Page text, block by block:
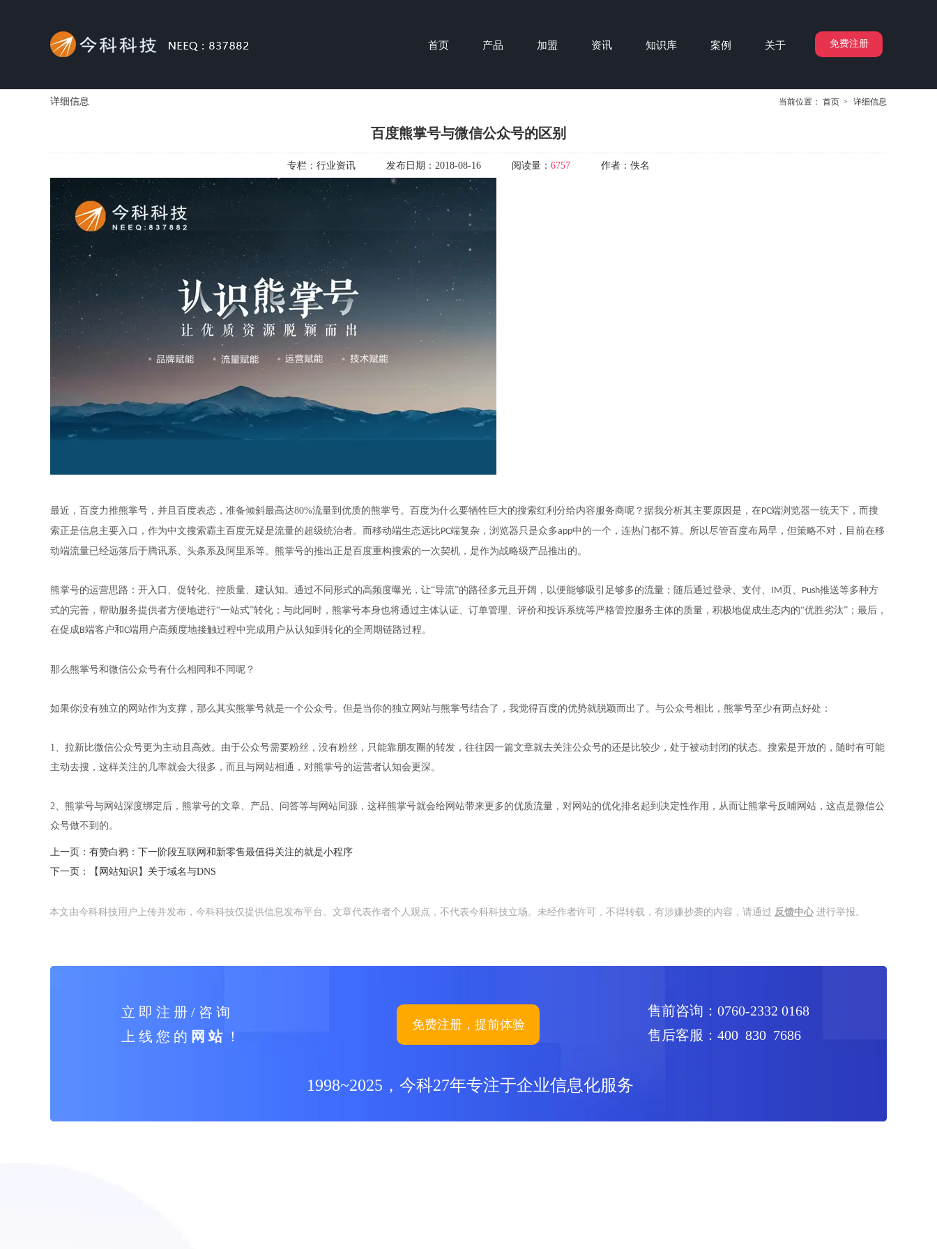
免费注册
首页 产品 加盟 资讯 知识库 案例 关于
详细信息 当前位置： 首页 > 详细信息
百度熊掌号与微信公众号的区别
专栏： 行业资讯 发布日期： 2018-08-16 阅读量： 6757 作者： 佚名
最近，百度力推熊掌号，并且百度表态，准备倾斜最高达80%流量到优质的熊掌号。百度为什么要牺牲巨大的搜索红利分给内容服务商呢？据我分析其主要原因是，在PC端浏览器一统天下，而搜
索正是信息主要入口，作为中文搜索霸主百度无疑是流量的超级统治者。而移动端生态远比PC端复杂，浏览器只是众多app中的一个，连热门都不算。所以尽管百度布局早，但策略不对，目前在移
动端流量已经远落后于腾讯系、头条系及阿里系等。熊掌号的推出正是百度重构搜索的一次契机，是作为战略级产品推出的。
熊掌号的运营思路：开入口、促转化、控质量、建认知。通过不同形式的高频度曝光，让“导流”的路径多元且开阔，以便能够吸引足够多的流量；随后通过登录、支付、 IM页、 Push推送等多种方
式的完善，帮助服务提供者方便地进行“一站式”转化；与此同时，熊掌号本身也将通过主体认证、订单管理、评价和投诉系统等严格管控服务主体的质量，积极地促成生态内的“优胜劣汰”；最后，
在促成B端客户和C端用户高频度地接触过程中完成用户从认知到转化的全周期链路过程。
那么熊掌号和微信公众号有什么相同和不同呢？
如果你没有独立的网站作为支撑，那么其实熊掌号就是一个公众号。但是当你的独立网站与熊掌号结合了，我觉得百度的优势就脱颖而出了。与公众号相比，熊掌号至少有两点好处：
1、 拉新比微信公众号更为主动且高效。由于公众号需要粉丝，没有粉丝，只能靠朋友圈的转发，往往因一篇文章就去关注公众号的还是比较少，处于被动封闭的状态。搜索是开放的，随时有可能
主动去搜，这样关注的几率就会大很多，而且与网站相通，对熊掌号的运营者认知会更深。
2、 熊掌号与网站深度绑定后，熊掌号的文章、产品、问答等与网站同源，这样熊掌号就会给网站带来更多的优质流量，对网站的优化排名起到决定性作用，从而让熊掌号反哺网站，这点是微信公
众号做不到的。
上一页： 有赞白鸦：下一阶段互联网和新零售最值得关注的就是小程序
下一页：
【网站知识】关于域名与DNS
本文由今科科技用户上传并发布，今科科技仅提供信息发布平台。文章代表作者个人观点，不代表今科科技立场。未经作者许可，不得转载，有涉嫌抄袭的内容，请通过 反馈中心进行举报。
售前咨询：0760-2332 0168
售后客服：400 830 7686
1998~2025，今科27年专注于企业信息化服务
立 即 注 册 / 咨 询
上 线 您 的 网 站！
免费注册，提前体验